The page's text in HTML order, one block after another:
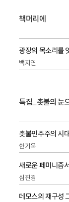
책머리에
광장의 목소리를
백지연
특집_촛불의 눈
촛불민주주의 시
한기욱
새로운 페미니즘
심진경
데모스의 재구성